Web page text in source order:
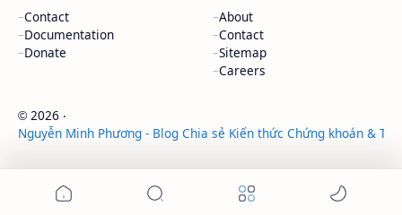
Contact
Documentation
Donate
About
Contact
Sitemap
Careers
© 2026 ‧
Nguyễn Minh Phương - Blog Chia sẻ Kiến thức Chứng khoán & Tài